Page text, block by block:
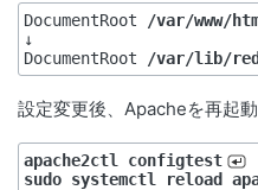
DocumentRoot
/var/www/
↓
DocumentRoot
/var/lib/
設定変更後、Apacheを再起動
apache2ctl configtest
sudo systemctl reload